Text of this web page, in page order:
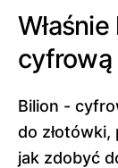
Bilion -
do
jak zdobyć